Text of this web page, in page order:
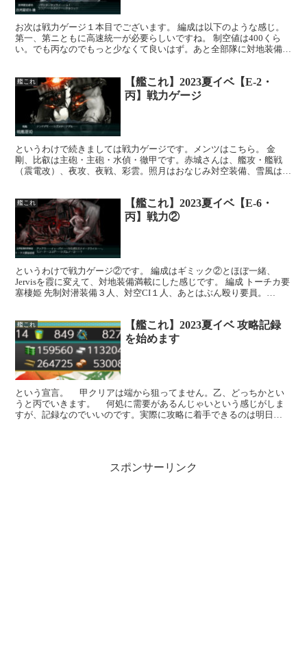
お次は戦力ゲージ１本目でございます。 編成は以下のような感じ。
第一、第ニともに高速統一が必要らしいですね。 制空値は400くら
い。でも丙なのでもっと少なくて良いはず。あと全部隊に対地装備を
艦これ
【艦これ】2023夏イベ【E-2・
丙】戦力ゲージ
というわけで続きましては戦力ゲージです。メンツはこちら。 金
剛、比叡は主砲・主砲・水偵・徹甲です。赤城さんは、艦攻・艦戦
（震電改）、夜攻、夜戦、彩雲。照月はおなじみ対空装備、雪風は、
艦これ
【艦これ】2023夏イベ【E-6・
丙】戦力②
というわけで戦力ゲージ②です。 編成はギミック②とほぼ一緒、
Jervisを霞に変えて、対地装備満載にした感じです。 編成 トーチカ要
塞棲姫 先制対潜装備３人、対空CI１人、あとはぶん殴り要員。
艦これ
【艦これ】2023夏イベ 攻略記録
を始めます
という宣言。 甲クリアは端から狙ってません。乙、どっちかとい
うと丙でいきます。 何処に需要があるんじゃいという感じがしま
すが、記録なのでいいのです。実際に攻略に着手できるのは明日
スポンサーリンク